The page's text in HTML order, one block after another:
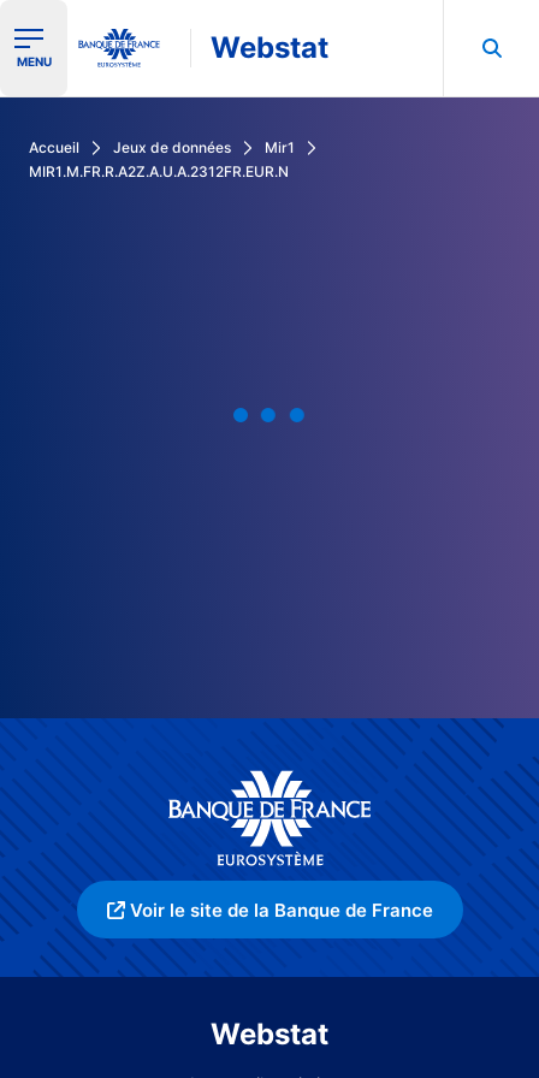
Ouvrir le menu de navigation
MENU Webstat
Accueil Jeux de données
Mir1
MIR1.M.FR.R.A2Z.A.U.A.2312FR.EUR.N
Voir le site de la Banque de France
Webstat